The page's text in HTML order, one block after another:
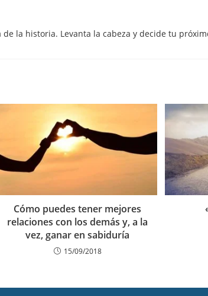
la historia. Levanta la cabeza y decide tu
Cómo puedes tener mejores
relaciones con los demás y, a la
vez, ganar en sabiduría
15/09/2018